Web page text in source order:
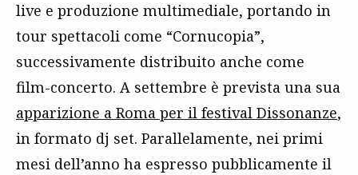
live e produzione multimediale, portando in
tour spettacoli come “Cornucopia”,
successivamente distribuito anche come
film-concerto. A settembre è prevista una sua
apparizione a Roma per il festival Dissonanze,
in formato dj set. Parallelamente, nei primi
mesi dell’anno ha espresso pubblicamente il